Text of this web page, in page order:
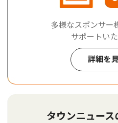
多様なスポンサー
サポートいた
詳細を
タウンニュース